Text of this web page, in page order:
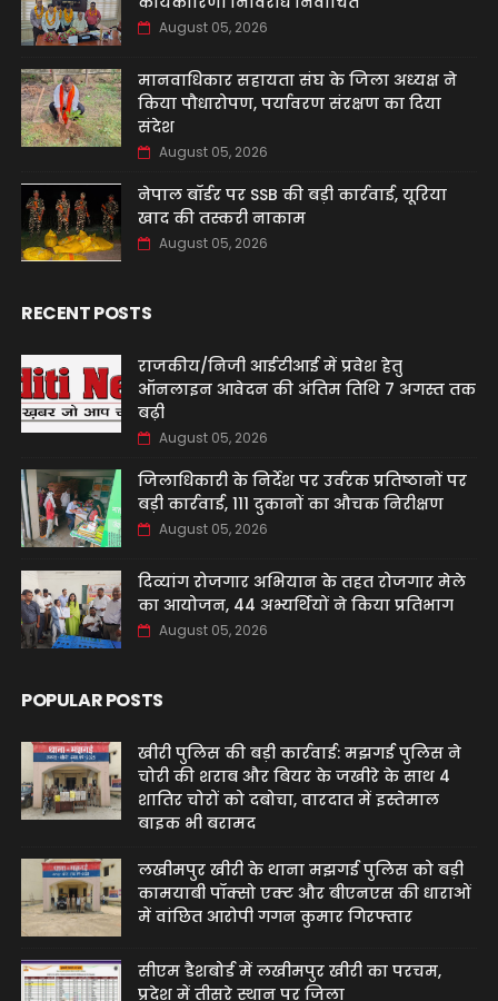
August 05, 2026
मानवाधिकार सहायता संघ के जिला अध्यक्ष ने
किया पौधारोपण, पर्यावरण संरक्षण का दिया
संदेश
August 05, 2026
नेपाल बॉर्डर पर SSB की बड़ी कार्रवाई, यूरिया
खाद की तस्करी नाकाम
August 05, 2026
RECENT POSTS
राजकीय/निजी आईटीआई में प्रवेश हेतु
ऑनलाइन आवेदन की अंतिम तिथि 7 अगस्त तक
बढ़ी
August 05, 2026
जिलाधिकारी के निर्देश पर उर्वरक प्रतिष्ठानों पर
बड़ी कार्रवाई, 111 दुकानों का औचक निरीक्षण
August 05, 2026
दिव्यांग रोजगार अभियान के तहत रोजगार मेले
का आयोजन, 44 अभ्यर्थियों ने किया प्रतिभाग
August 05, 2026
POPULAR POSTS
खीरी पुलिस की बड़ी कार्रवाई: मझगई पुलिस ने
चोरी की शराब और बियर के जखीरे के साथ 4
शातिर चोरों को दबोचा, वारदात में इस्तेमाल
बाइक भी बरामद
लखीमपुर खीरी के थाना मझगई पुलिस को बड़ी
कामयाबी पॉक्सो एक्ट और बीएनएस की धाराओं
में वांछित आरोपी गगन कुमार गिरफ्तार
सीएम डैशबोर्ड में लखीमपुर खीरी का परचम,
प्रदेश में तीसरे स्थान पर जिला